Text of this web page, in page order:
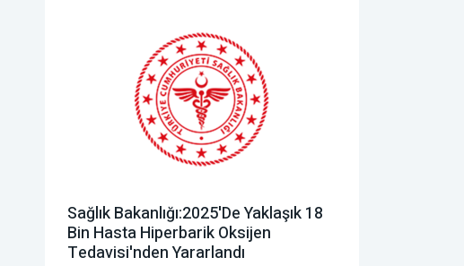
Sağlık Bakanlığı:2025'de Yaklaşık 18
Bin Hasta Hiperbarik Oksijen
Tedavisi'nden Yararlandı